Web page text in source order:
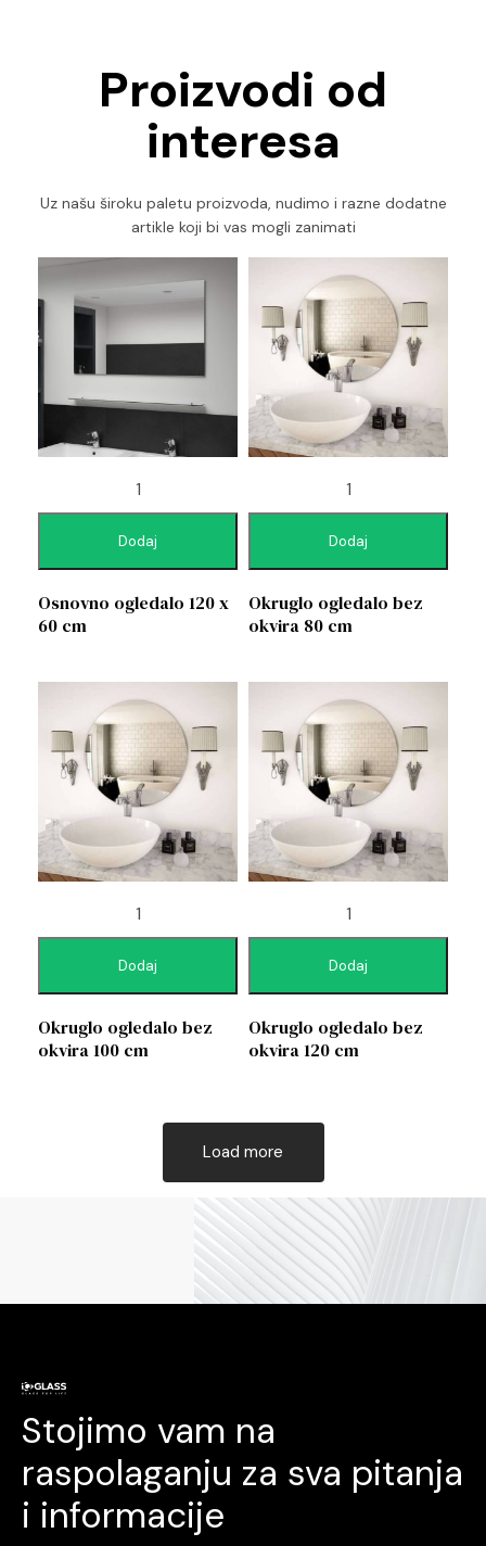
Proizvodi od
interesa
Uz našu široku paletu proizvoda, nudimo i razne dodatne
artikle koji bi vas mogli zanimati
Dodaj
Osnovno ogledalo 120 x
60 cm
Dodaj
Okruglo ogledalo bez
okvira 80 cm
Dodaj
Okruglo ogledalo bez
okvira 100 cm
Dodaj
Okruglo ogledalo bez
okvira 120 cm
Load more
Stojimo vam na
raspolaganju za sva pitanja
i informacije